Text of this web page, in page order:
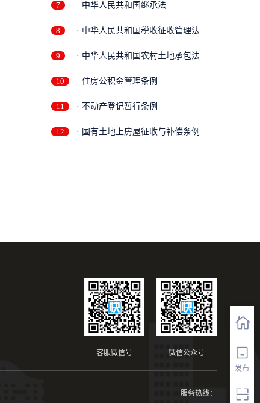
发布
7 · 中华人民共和国继承法
8 · 中华人民共和国税收征收管理法
9 · 中华人民共和国农村土地承包法
10 · 住房公积金管理条例
11 · 不动产登记暂行条例
12 · 国有土地上房屋征收与补偿条例
微信公众号
客服微信号
服务热线：